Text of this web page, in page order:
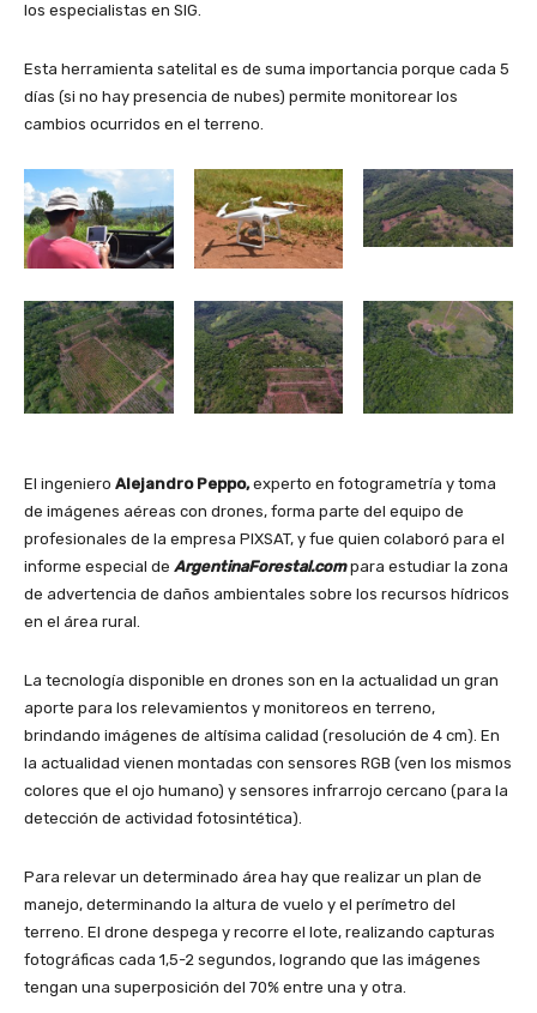
los especialistas en SIG.
Esta herramienta satelital es de suma importancia porque cada 5
días (si no hay presencia de nubes) permite monitorear los
cambios ocurridos en el terreno.
El ingeniero Alejandro Peppo,experto en fotogrametría y toma
de imágenes aéreas con drones, forma parte del equipo de
profesionales de la empresa PIXSAT, y fue quien colaboró para el
informe especial de ArgentinaForestal.com para estudiar la zona
de advertencia de daños ambientales sobre los recursos hídricos
en el área rural.
La tecnología disponible en drones son en la actualidad un gran
aporte para los relevamientos y monitoreos en terreno,
brindando imágenes de altísima calidad (resolución de 4 cm). En
la actualidad vienen montadas con sensores RGB (ven los mismos
colores que el ojo humano) y sensores infrarrojo cercano (para la
detección de actividad fotosintética).
Para relevar un determinado área hay que realizar un plan de
manejo, determinando la altura de vuelo y el perímetro del
terreno. El drone despega y recorre el lote, realizando capturas
fotográficas cada 1,5-2 segundos, logrando que las imágenes
tengan una superposición del 70% entre una y otra.